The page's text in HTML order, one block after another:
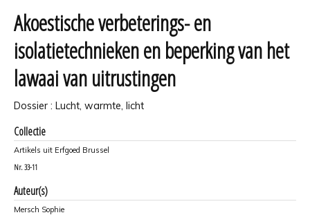
Akoestische verbeterings- en
isolatietechnieken en beperking van het
lawaai van uitrustingen
Dossier : Lucht, warmte, licht
Collectie
Artikels uit Erfgoed Brussel
Nr. 33-11
Auteur(s)
Mersch Sophie